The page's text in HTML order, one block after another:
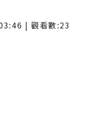
| 觀看數:23